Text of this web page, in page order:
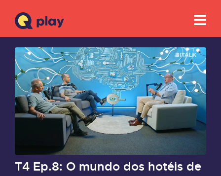
T4 Ep.8: O mundo dos hotéis de